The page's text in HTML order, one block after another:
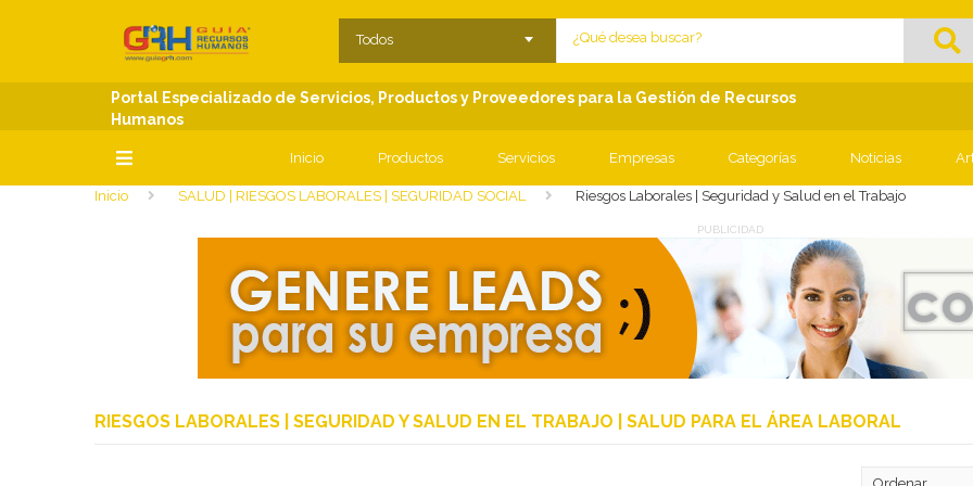
SECCIONES Close menu
Todos
Portal Especializado de Servicios, Productos y Proveedores para la Gestión de Recursos
Humanos
Inicio Productos Servicios Empresas Categorías Noticias
Inicio SALUD | RIESGOS LABORALES | SEGURIDAD SOCIAL Riesgos Laborales | Seguridad y Salud en el Trabajo
PUBLICIDAD
RIESGOS LABORALES | SEGURIDAD Y SALUD EN EL TRABAJO | SALUD PARA EL ÁREA LABORAL